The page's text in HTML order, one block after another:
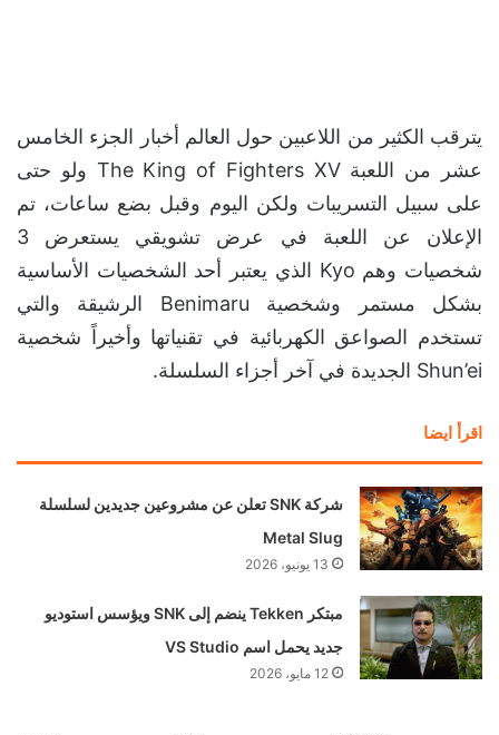
يترقب الكثير من اللاعبين حول العالم أخبار الجزء الخامس
عشر من اللعبة The King of Fighters XV ولو حتى
على سبيل التسريبات ولكن اليوم وقبل بضع ساعات، تم
الإعلان عن اللعبة في عرض تشويقي يستعرض 3
شخصيات وهم Kyo الذي يعتبر أحد الشخصيات الأساسية
بشكل مستمر وشخصية Benimaru الرشيقة والتي
تستخدم الصواعق الكهربائية في تقنياتها وأخيراً شخصية
Shun’ei الجديدة في آخر أجزاء السلسلة.
اقرأ ايضا
شركة SNK تعلن عن مشروعين جديدين لسلسلة
Metal Slug
13 يونيو، 2026
مبتكر Tekken ينضم إلى SNK ويؤسس استوديو
جديد يحمل اسم VS Studio
12 مايو، 2026